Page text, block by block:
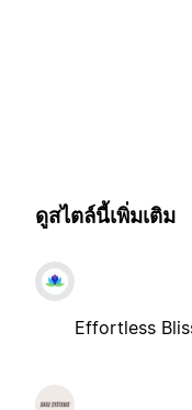
ดูสไตล์นี้เพิ่มเติม
Effortless